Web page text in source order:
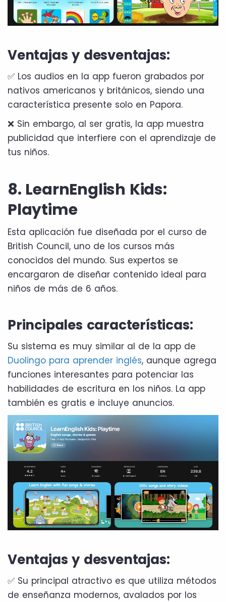
Ventajas y desventajas:
✅ Los audios en la app fueron grabados por
nativos americanos y británicos, siendo una
característica presente solo en Papora.
❌ Sin embargo, al ser gratis, la app muestra
publicidad que interfiere con el aprendizaje de
tus niños.
8. LearnEnglish Kids:
Playtime
Esta aplicación fue diseñada por el curso de
British Council, uno de los cursos más
conocidos del mundo. Sus expertos se
encargaron de diseñar contenido ideal para
niños de más de 6 años.
Principales características:
Su sistema es muy similar al de la app de
Duolingo para aprender inglés, aunque agrega
funciones interesantes para potenciar las
habilidades de escritura en los niños. La app
también es gratis e incluye anuncios.
Ventajas y desventajas:
✅ Su principal atractivo es que utiliza métodos
de enseñanza modernos, avalados por los